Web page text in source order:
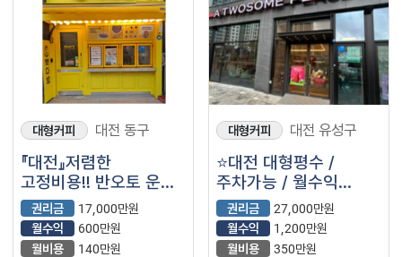
대형커피 대전 동구
『대전』저렴한
고정비용!! 반오토 운영
매장【빽다방】
권리금
17,000만원
월수익
600만원
월비용
140만원
대형커피 대전 유성구
⭐대전 대형평수 /
주차가능 / 월수익
1,000만원 + @ /
고수익 ＂투썸플레이스
＂ 입니다.⭐
권리금
27,000만원
월수익
1,200만원
월비용
350만원